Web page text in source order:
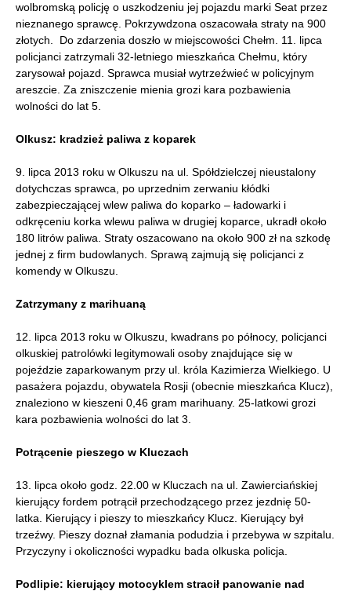
wolbromską policję o uszkodzeniu jej pojazdu marki Seat przez
nieznanego sprawcę. Pokrzywdzona oszacowała straty na 900
złotych. Do zdarzenia doszło w miejscowości Chełm. 11. lipca
policjanci zatrzymali 32-letniego mieszkańca Chełmu, który
zarysował pojazd. Sprawca musiał wytrzeźwieć w policyjnym
areszcie. Za zniszczenie mienia grozi kara pozbawienia
wolności do lat 5.
Olkusz: kradzież paliwa z koparek
9. lipca 2013 roku w Olkuszu na ul. Spółdzielczej nieustalony
dotychczas sprawca, po uprzednim zerwaniu kłódki
zabezpieczającej wlew paliwa do koparko – ładowarki i
odkręceniu korka wlewu paliwa w drugiej koparce, ukradł około
180 litrów paliwa. Straty oszacowano na około 900 zł na szkodę
jednej z firm budowlanych. Sprawą zajmują się policjanci z
komendy w Olkuszu.
Zatrzymany z marihuaną
12. lipca 2013 roku w Olkuszu, kwadrans po północy, policjanci
olkuskiej patrolówki legitymowali osoby znajdujące się w
pojeździe zaparkowanym przy ul. króla Kazimierza Wielkiego. U
pasażera pojazdu, obywatela Rosji (obecnie mieszkańca Klucz),
znaleziono w kieszeni 0,46 gram marihuany. 25-latkowi grozi
kara pozbawienia wolności do lat 3.
Potrącenie pieszego w Kluczach
13. lipca około godz. 22.00 w Kluczach na ul. Zawierciańskiej
kierujący fordem potrącił przechodzącego przez jezdnię 50-
latka. Kierujący i pieszy to mieszkańcy Klucz. Kierujący był
trzeźwy. Pieszy doznał złamania podudzia i przebywa w szpitalu.
Przyczyny i okoliczności wypadku bada olkuska policja.
Podlipie: kierujący motocyklem stracił panowanie nad